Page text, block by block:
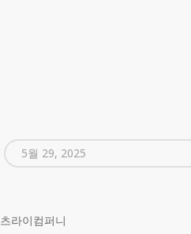
5월 29, 2025
츠라이컴퍼니